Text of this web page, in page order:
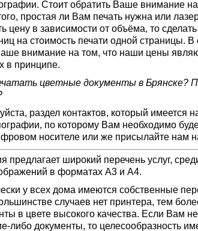
Стоит обратить Ваше внимание на
простая ли Вам печать нужна или
цену в зависимости от объёма, то
на стоимость печати одной страницы.
внимание на том, что наши цены
в принципе.
цветные документы в Брянске?
раздел контактов, который
по которому Вам необходимо
носителе или же присылайте нам
предлагает широкий перечень услуг,
в форматах А3 и А4.
у всех дома имеются собственные
случаев нет принтера, тем
в цвете высокого качества. Если Вам
либо документы, то целесообразность